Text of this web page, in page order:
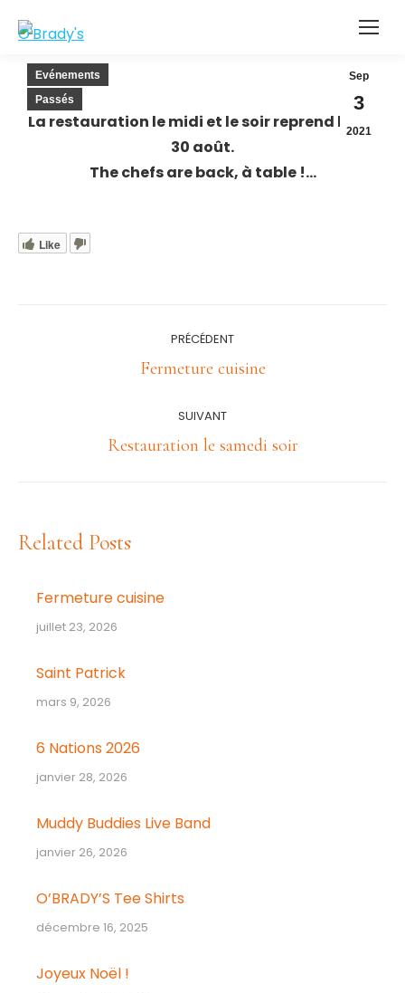
Sep
3
2021
Evénements
Passés
La restauration le midi et le soir reprend lundi
30 août.
The chefs are back, à table !…
Like
PRÉCÉDENT
Article
:
Fermeture cuisine
SUIVANT
Article
Restauration le samedi soir
Related Posts
Fermeture cuisine
juillet 23, 2026
Saint Patrick
mars 9, 2026
6 Nations 2026
janvier 28, 2026
Muddy Buddies Live Band
janvier 26, 2026
O’BRADY’S Tee Shirts
décembre 16, 2025
Joyeux Noël !